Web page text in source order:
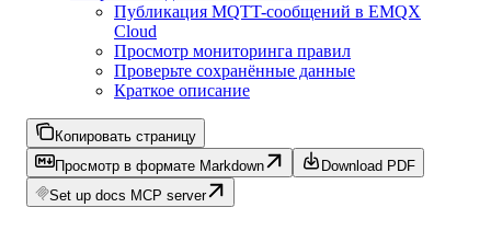
Публикация MQTT-сообщений в EMQX
Cloud
Просмотр мониторинга правил
Проверьте сохранённые данные
Краткое описание
Копировать страницу
Просмотр в формате Markdown
Download PDF
Set up docs MCP server